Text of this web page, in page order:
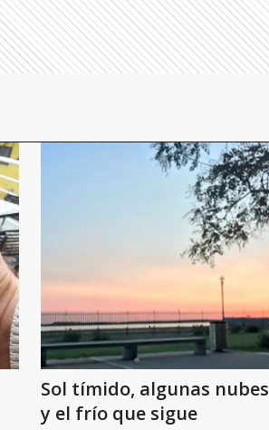
Sol tímido, algunas nubes
y el frío que sigue